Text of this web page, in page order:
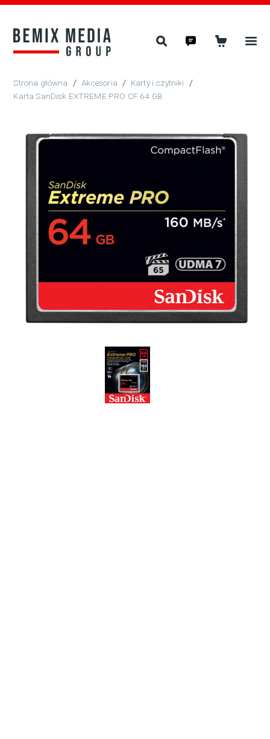
/ Akcesoria / Karty i czytniki /
Karta SanDisk EXTREME PRO CF 64 GB